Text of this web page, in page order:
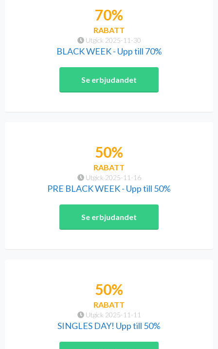
Utgick 2025-11-30
70%
RABATT
BLACK WEEK - Upp till 70%
Se erbjudandet
Utgick 2025-11-16
50%
RABATT
PRE BLACK WEEK - Upp till 50%
Se erbjudandet
Utgick 2025-11-11
50%
RABATT
SINGLES DAY! Upp till 50%